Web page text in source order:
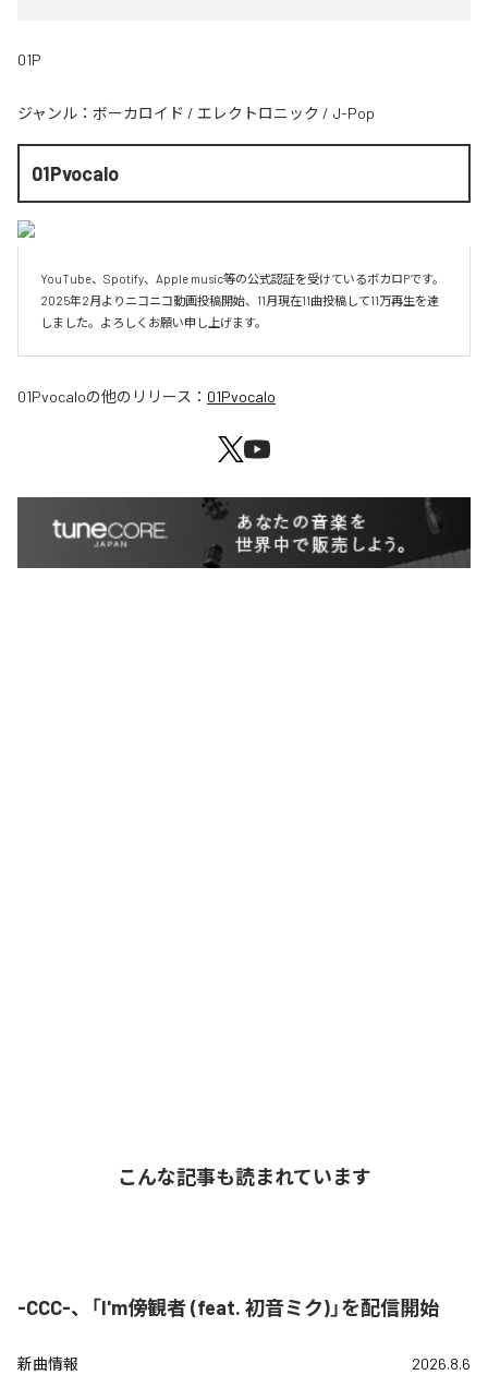
01P
ジャンル： ボーカロイド / エレクトロニック / J-Pop
01Pvocalo
YouTube、Spotify、Apple music等の公式認証を受けているボカロPです。
2025年2月よりニコニコ動画投稿開始、11月現在11曲投稿して11万再生を達
しました。よろしくお願い申し上げます。
01Pvocaloの他のリリース： 01Pvocalo
こんな記事も読まれています
-CCC-、「I'm傍観者 (feat. 初音ミク)」を配信開始
新曲情報 2026.8.6